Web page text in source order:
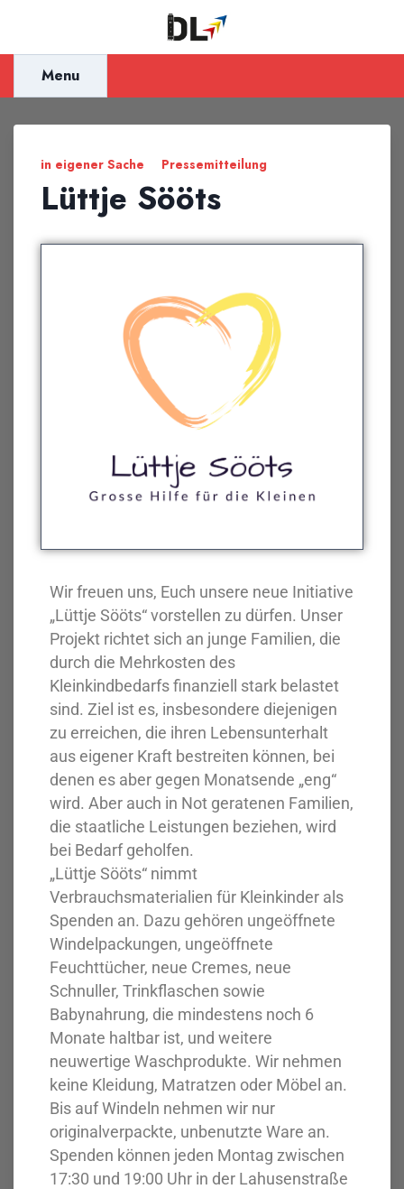
Menu
in eigener Sache Pressemitteilung
Lüttje Sööts
Wir freuen uns, Euch unsere neue Initiative
„Lüttje Sööts“ vorstellen zu dürfen. Unser
Projekt richtet sich an junge Familien, die
durch die Mehrkosten des
Kleinkindbedarfs finanziell stark belastet
sind. Ziel ist es, insbesondere diejenigen
zu erreichen, die ihren Lebensunterhalt
aus eigener Kraft bestreiten können, bei
denen es aber gegen Monatsende „eng“
wird. Aber auch in Not geratenen Familien,
die staatliche Leistungen beziehen, wird
bei Bedarf geholfen.
„Lüttje Sööts“ nimmt
Verbrauchsmaterialien für Kleinkinder als
Spenden an. Dazu gehören ungeöffnete
Windelpackungen, ungeöffnete
Feuchttücher, neue Cremes, neue
Schnuller, Trinkflaschen sowie
Babynahrung, die mindestens noch 6
Monate haltbar ist, und weitere
neuwertige Waschprodukte. Wir nehmen
keine Kleidung, Matratzen oder Möbel an.
Bis auf Windeln nehmen wir nur
originalverpackte, unbenutzte Ware an.
Spenden können jeden Montag zwischen
17:30 und 19:00 Uhr in der Lahusenstraße